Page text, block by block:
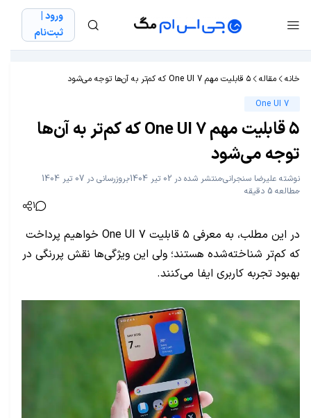
ورود |
ثبت‌نام
خانه مقاله
۵ قابلیت مهم One UI 7 که کم‌تر به آن‌ها توجه می‌شود
One UI 7
۵ قابلیت مهم One UI 7 که کم‌تر به آن‌ها
توجه می‌شود
نوشته علیرضا سنجرانیمنتشر شده در 02 تیر 1404
بروزرسانی در 07 تیر 1404
مطالعه 5 دقیقه
1
در این مطلب، به معرفی ۵ قابلیت One UI 7 خواهیم پرداخت
که کم‌تر شناخته‌شده هستند؛ ولی این ویژگی‌ها نقش پررنگی در
بهبود تجربه کاربری ایفا می‌کنند.